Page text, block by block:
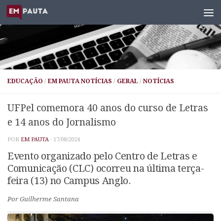
Skip to content
EDUCAÇÃO / EM PAUTA NOTÍCIAS / GERAL / NOTÍCIAS
UFPel comemora 40 anos do curso de Letras
e 14 anos do Jornalismo
POR EM PAUTA · 17/08/2024
Evento organizado pelo Centro de Letras e
Comunicação (CLC) ocorreu na última terça-
feira (13) no Campus Anglo.
Por Guilherme Santana